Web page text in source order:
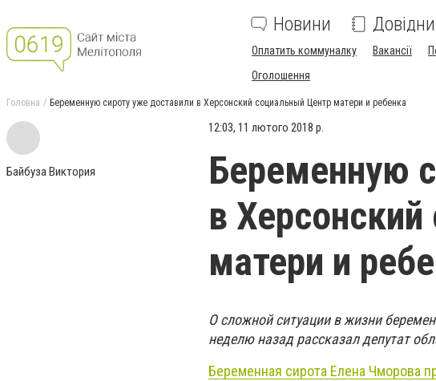
Новини
Оплатить коммуналку Вакансії
Оголошення
Головна Беременную сироту уже доставили в Херсонский социальный Центр матери и ребенка
Байбуза Виктория
12:03, 11 лютого 2018 р.
Беременную
в
матери и
О сложной ситуации в жизни
неделю назад рассказал депутат
Беременная сирота Елена Чморова